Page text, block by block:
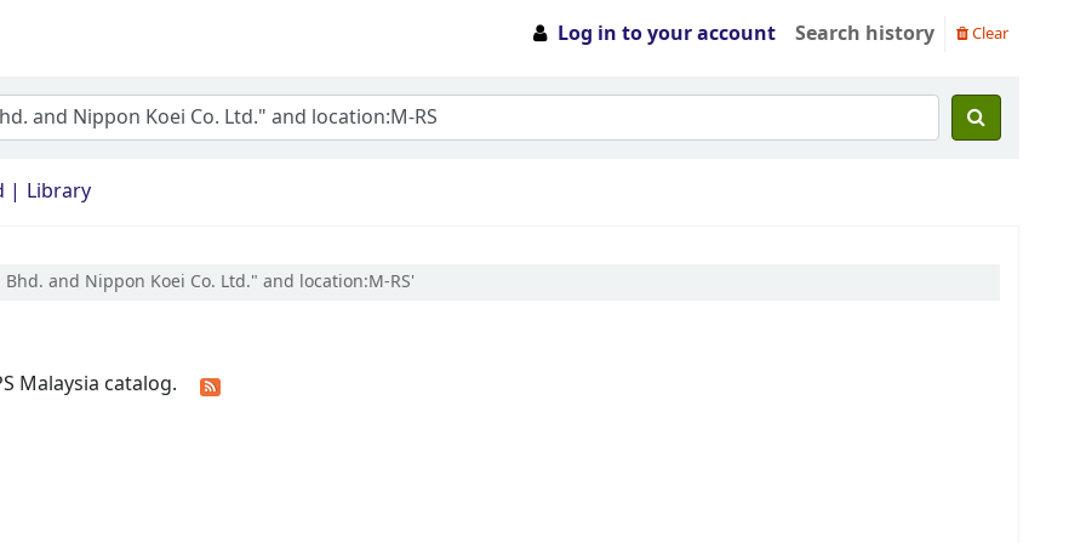
Log in to your account Search history Clear
Library
and Nippon Koei Co. Ltd." and location:M-RS'
Malaysia catalog.